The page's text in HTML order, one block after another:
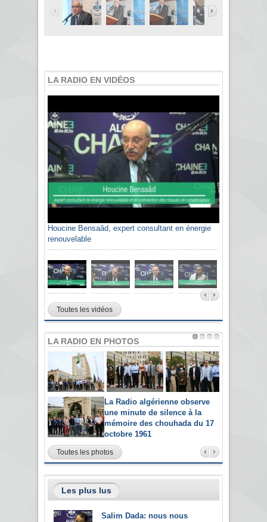
LA RADIO EN VIDÉOS
Houcine Bensaâd, expert consultant en énergie
renouvelable
Sami Agli, président de la Confédération
algérienne du patronat citoyen CAPC
Toutes les vidéos
LA RADIO EN PHOTOS
La Radio algérienne observe
une minute de silence à la
mémoire des chouhada du 17
octobre 1961
Toutes les photos
Les plus lus
Salim Dada: nous nous